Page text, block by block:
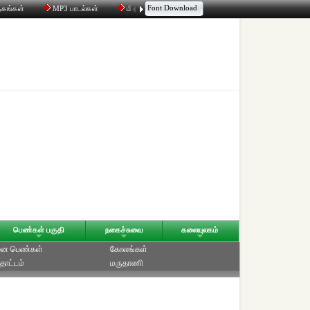
MP3 பாடல்கள் மின்னஞ்சல் திரட்டி உரையாடல்
Font Download
பெண்கள் பகுதி நகைச்சுவை கலையுலகம்
பெண்கள்
கோலங்கள்
மருதாணி